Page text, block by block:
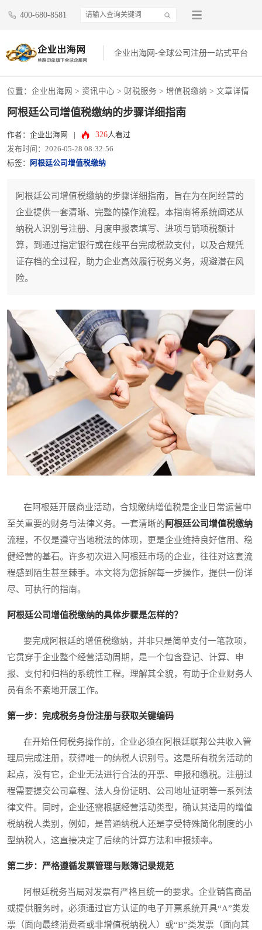
400-680-8581
企业出海网-全球公司注册一站式平台
位置： 企业出海网 > 资讯中心 > 财税服务 > 增值税缴纳 > 文章详情
阿根廷公司增值税缴纳的步骤详细指南
作者：企业出海网 326人看过
发布时间：2026-05-28 08:32:56
标签：
阿根廷公司增值税缴纳
阿根廷公司增值税缴纳的步骤详细指南，旨在为在阿经营的
企业提供一套清晰、完整的操作流程。本指南将系统阐述从
纳税人识别号注册、月度申报表填写、进项与销项税额计
算，到通过指定银行或在线平台完成税款支付，以及合规凭
证存档的全过程，助力企业高效履行税务义务，规避潜在风
险。
在阿根廷开展商业活动，合规缴纳增值税是企业日常运营中
至关重要的财务与法律义务。一套清晰的阿根廷公司增值税缴纳
流程，不仅是遵守当地税法的体现，更是企业维持良好信用、稳
健经营的基石。许多初次进入阿根廷市场的企业，往往对这套流
程感到陌生甚至棘手。本文将为您拆解每一步操作，提供一份详
尽、可执行的指南。
阿根廷公司增值税缴纳的具体步骤是怎样的？
要完成阿根廷的增值税缴纳，并非只是简单支付一笔款项，
它贯穿于企业整个经营活动周期，是一个包含登记、计算、申
报、支付和归档的系统性工程。理解其全貌，有助于企业财务人
员有条不紊地开展工作。
第一步：完成税务身份注册与获取关键编码
在开始任何税务操作前，企业必须在阿根廷联邦公共收入管
理局完成注册，获得唯一的纳税人识别号。这是所有税务活动的
起点，没有它，企业无法进行合法的开票、申报和缴税。注册过
程需要提交公司章程、法人身份证明、公司地址证明等一系列法
律文件。同时，企业还需根据经营活动类型，确认其适用的增值
税纳税人类别，例如，是普通纳税人还是享受特殊简化制度的小
型纳税人，这直接决定了后续的计算方法和申报频率。
第二步：严格遵循发票管理与账簿记录规范
阿根廷税务当局对发票有严格且统一的要求。企业销售商品
或提供服务时，必须通过官方认证的电子开票系统开具“A”类发
票（面向最终消费者或非增值税纳税人）或“B”类发票（面向其